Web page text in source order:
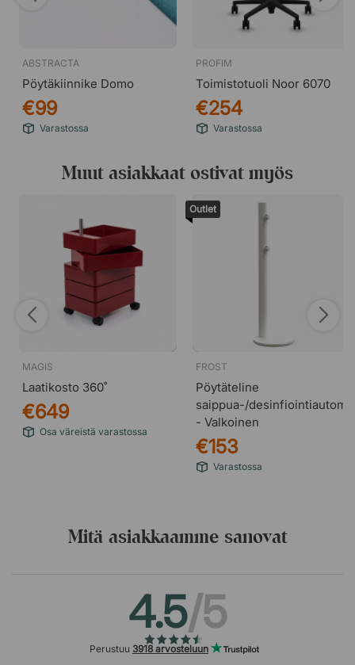
ABSTRACTA
Pöytäkiinnike Domo
€99
Varastossa
PROFIM
Toimistotuoli Noor 6070
€254
Varastossa
Muut asiakkaat ostivat myös
MAGIS
Laatikosto 360˚
€649
Osa väreistä varastossa
Outlet
FROST
Pöytäteline
saippua-/
- Valkoinen
€153
Varastossa
Mitä asiakkaamme sanovat
4.5/5
Perustuu 3918 arvosteluun